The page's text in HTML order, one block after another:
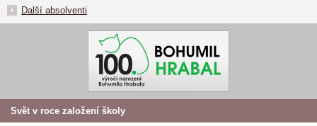
Další absolventi
Svět v roce založení školy